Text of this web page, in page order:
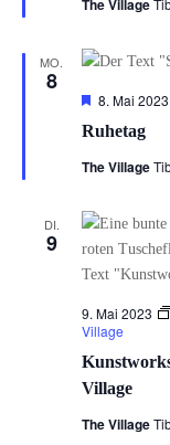
The Village
MO.
8
Ruhetag
8. Mai 2023
The Village
DI.
9
Village
9. Mai 2023
Village
The Village